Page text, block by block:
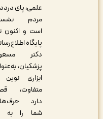
علمی، پای درددل
مردم نشسته
است و اکنون نیز
پایگاه اطلاع‌رسانی
دکتر مسعود
پزشکیان، به‌عنوان
ابزاری نوین و
متفاوت، قصد
دارد حرف‌های
شما را به او